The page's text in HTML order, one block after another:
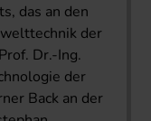
das an den
der
Dr.-Ing.
der
Back an der